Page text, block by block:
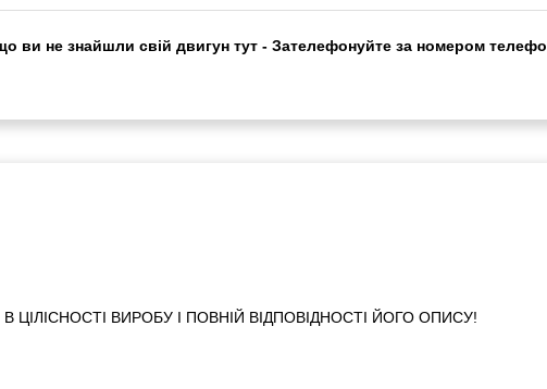
ви не знайшли свій двигун тут - Зателефонуйте за номером
ВИРОБУ І ПОВНІЙ ВІДПОВІДНОСТІ ЙОГО ОПИСУ!